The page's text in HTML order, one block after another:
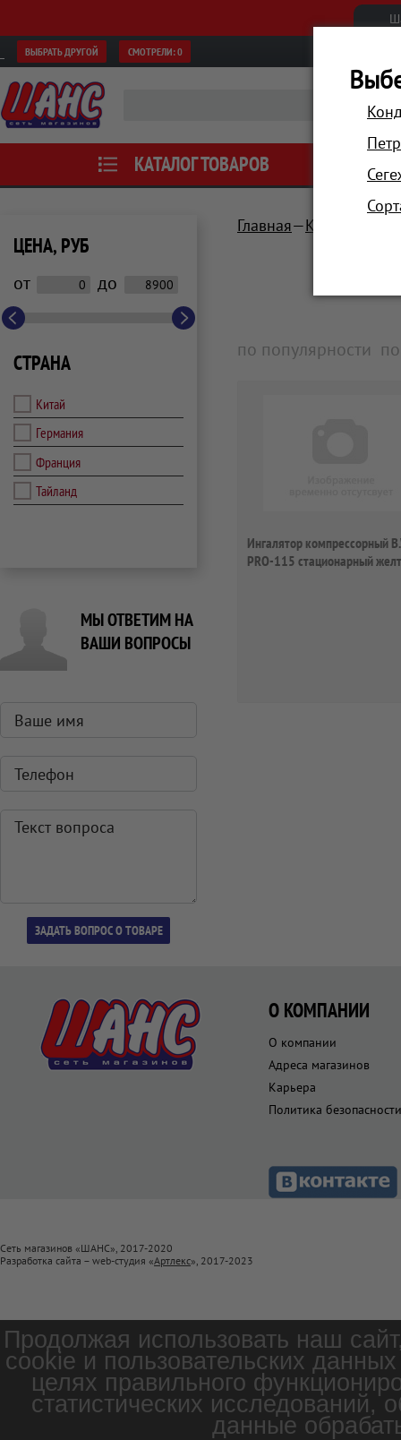
ВЫБРАТЬ ДРУГОЙ СМОТРЕЛИ:0
КАТАЛОГ ТОВАРОВ АКЦИИ
ЦЕНА, РУБ
от до
СТРАНА
Китай
Германия
Франция
Тайланд
МЫ ОТВЕТИМ НА
ВАШИ ВОПРОСЫ
Главная Красота и
по популярности
Ингалятор компрессорный
PRO-115 стационарный
О КОМПАНИИ
О компании
Адреса магазинов
Карьера
Политика безопасности
Сеть магазинов «ШАНС», 2017-2020
Разработка сайта – web-студия «Артлекс», 2017-2023
Продолжая использовать наш
cookie и пользовательских
целях правильного
статистических
данные